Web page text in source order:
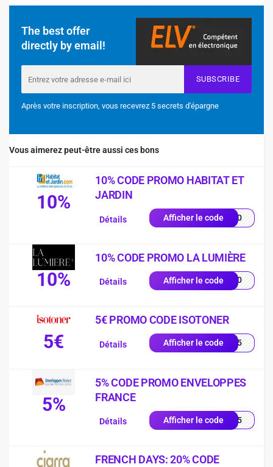
The best offer
directly by email!
SUBSCRIBE
Après votre inscription, vous recevrez 5 secrets d'épargne
Vous aimerez peut-être aussi ces bons
10%
10% CODE PROMO HABITAT ET
JARDIN
Afficher le codeEN10
Détails
10%
10% CODE PROMO LA LUMIÈRE
Afficher le codeYS10
Détails
5€
5€ PROMO CODE ISOTONER
Afficher le code2605
Détails
5%
5% CODE PROMO ENVELOPPES
FRANCE
Afficher le codeRST5
Détails
FRENCH DAYS: 20% CODE